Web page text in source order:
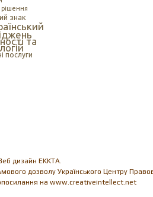
рішення
знак
та
послуги
дизайн EKKTA.
дозволу Українського Центру
на www.creativeintellect.net